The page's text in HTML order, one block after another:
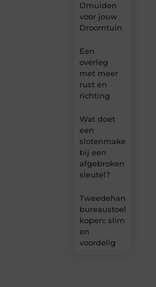
IJmuiden
voor jouw
Droomtuin
Een
overleg
met meer
rust en
richting
Wat doet
een
slotenmaker
bij een
afgebroken
sleutel?
Tweedehands
bureaustoel
kopen: slim
en
voordelig